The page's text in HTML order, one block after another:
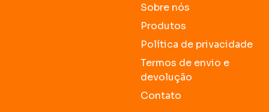
Sobre nós
Produtos
Política de privacidade
Termos de envio e
devolução
Contato